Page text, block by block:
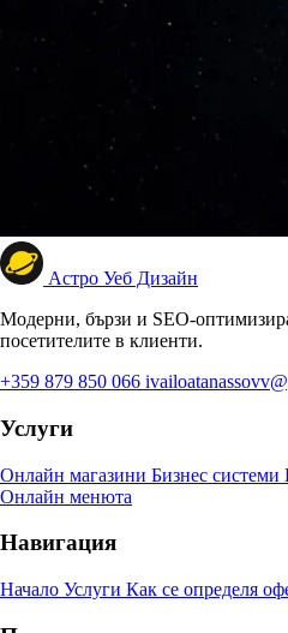
Астро Уеб Дизайн
Модерни, бързи и SEO-
посетителите в клиенти.
+359 879 850 066
Услуги
Онлайн магазини Бизнес системи
Онлайн менюта
Навигация
Начало Услуги Как се определя